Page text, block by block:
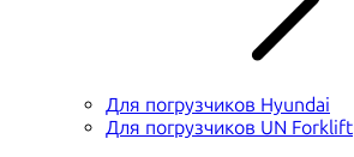
Для погрузчиков Hyundai
Для погрузчиков UN Forklift